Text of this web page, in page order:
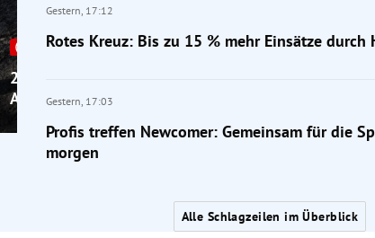
Rekordhitze
27 neue Rekorde an Österreichs Messstellen +
Allzeit-Hoch mit 41,2 Grad in Bad Deutsch-
Gestern, 17:12
Rotes Kreuz: Bis zu 15 % mehr Einsätze durch
Gestern, 17:03
Profis treffen Newcomer: Gemeinsam für die
morgen
Alle Schlagzeilen im Überblick